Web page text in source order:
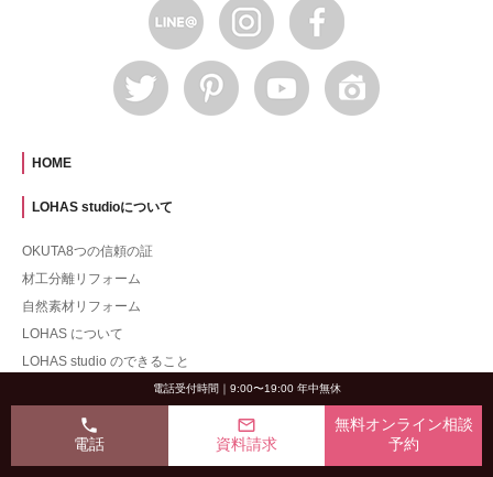
HOME
LOHAS studioについて
OKUTA8つの信頼の証
材工分離リフォーム
自然素材リフォーム
LOHAS について
LOHAS studio のできること
アフターサービス
1% for the Planetについて
電話受付時間｜9:00〜19:00 年中無休
phone
電話
mail_outline
資料請求
無料オンライン相談
予約